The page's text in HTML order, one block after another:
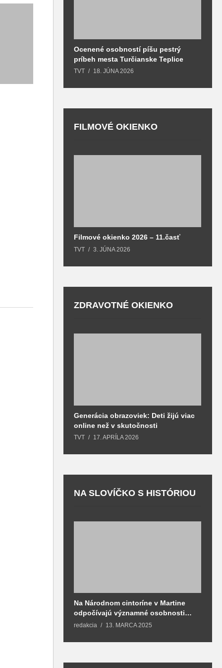
Ocenené osobností píšu pestrý
príbeh mesta Turčianske Teplice
TVT 18. JÚNA 2026
FILMOVÉ OKIENKO
Filmové okienko 2026 – 11.časť
TVT 3. JÚNA 2026
ZDRAVOTNÉ OKIENKO
Generácia obrazoviek: Deti žijú viac
online než v skutočnosti
TVT 17. APRÍLA 2026
NA SLOVÍČKO S HISTÓRIOU
Na Národnom cintoríne v Martine
odpočívajú významné osobnosti
spojené aj s mestom Martin
redakcia 13. MARCA 2025